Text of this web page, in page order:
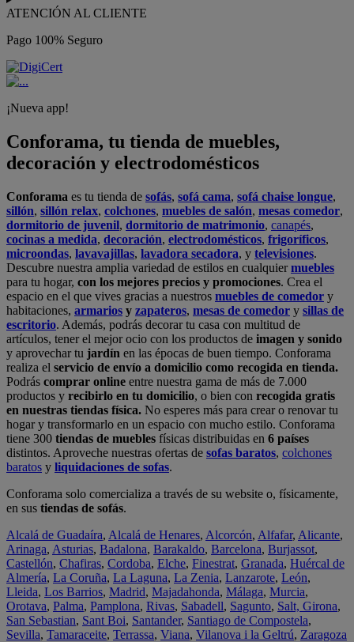
ATENCIÓN AL CLIENTE
Pago 100% Seguro
¡Nueva app!
Conforama, tu tienda de muebles,
decoración y electrodomésticos
Conforama es tu tienda de sofás, sofá cama, sofá chaise longue,
sillón, sillón relax, colchones, muebles de salón, mesas comedor,
dormitorio de juvenil, dormitorio de matrimonio, canapés,
cocinas a medida, decoración, electrodomésticos, frigoríficos,
microondas, lavavajillas, lavadora secadora, y televisiones.
Descubre nuestra amplia variedad de estilos en cualquiermuebles
para tu hogar, con los mejores precios y promociones. Crea el
espacio en el que vives gracias a nuestros muebles de comedor y
habitaciones, armarios y zapateros, mesas de comedor y sillas de
escritorio. Además, podrás decorar tu casa con multitud de
artículos, tener el mejor ocio con los productos de imagen y sonido
y aprovechar tu jardín en las épocas de buen tiempo. Conforama
realiza el servicio de envío a domicilio como recogida en tienda.
Podrás comprar online entre nuestra gama de más de 7.000
productos y recibirlo en tu domicilio, o bien con recogida gratis
en nuestras tiendas física. No esperes más para crear o renovar tu
hogar y transformarlo en un espacio con mucho estilo. Conforama
tiene 300 tiendas de muebles físicas distribuidas en 6 países
distintos. Aproveche nuestras ofertas de sofas baratos, colchones
baratos y liquidaciones de sofas.
Conforama solo comercializa a través de su website o, físicamente,
en sus tiendas de sofás.
Alcalá de Guadaíra, Alcalá de Henares, Alcorcón, Alfafar, Alicante,
Arinaga, Asturias, Badalona, Barakaldo, Barcelona, Burjassot,
Castellón, Chafiras, Cordoba, Elche, Finestrat, Granada, Huércal de
Almería, La Coruña, La Laguna, La Zenia, Lanzarote, León,
Lleida, Los Barrios, Madrid, Majadahonda, Málaga, Murcia,
Orotava, Palma, Pamplona, Rivas, Sabadell, Sagunto, Salt, Girona,
San Sebastian, Sant Boi, Santander, Santiago de Compostela,
Sevilla, Tamaraceite, Terrassa, Viana, Vilanova i la Geltrú, Zaragoza